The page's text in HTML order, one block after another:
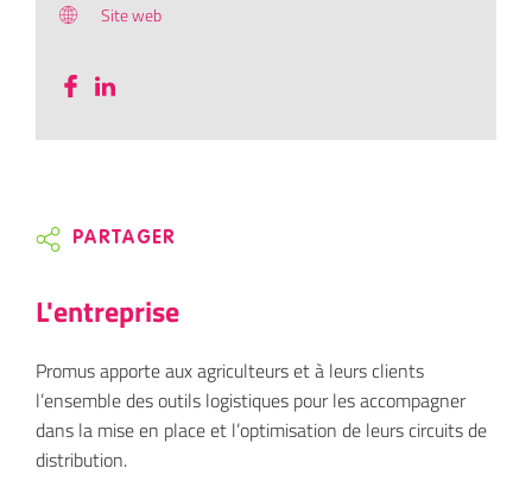
PARTAGER
L'entreprise
Promus apporte aux agriculteurs et à leurs clients
l’ensemble des outils logistiques pour les accompagner
dans la mise en place et l’optimisation de leurs circuits de
distribution.
Site web